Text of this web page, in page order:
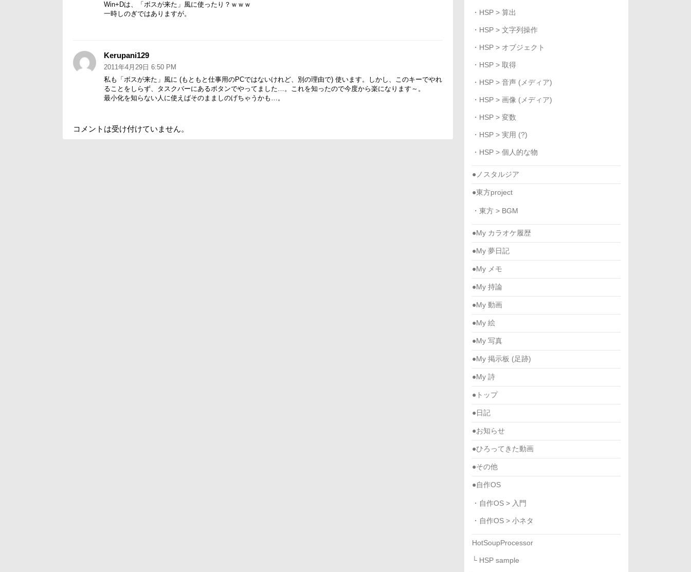
Win+Dは、「ボスが来た」風に使ったり？ｗｗｗ
一時しのぎではありますが。
Kerupani129
り:
2011年4月29日 6:50 PM
私も「ボスが来た」風に (もともと仕事用のPCではないけれど、別の理由で) 使います。しかし、このキーでやれ
ることをしらず、タスクバーにあるボタンでやってました…。これを知ったので今度から楽になります～。
最小化を知らない人に使えばそのまましのげちゃうかも…。
コメントは受け付けていません。
・HSP > 算出
・HSP > 文字列操作
・HSP > オブジェクト
・HSP > 取得
・HSP > 音声 (メディア)
・HSP > 画像 (メディア)
・HSP > 変数
・HSP > 実用 (?)
・HSP > 個人的な物
●ノスタルジア
●東方project
・東方 > BGM
●My カラオケ履歴
●My 夢日記
●My メモ
●My 持論
●My 動画
●My 絵
●My 写真
●My 掲示板 (足跡)
●My 詩
●トップ
●日記
●お知らせ
●ひろってきた動画
●その他
●自作OS
・自作OS > 入門
・自作OS > 小ネタ
HotSoupProcessor
└ HSP sample